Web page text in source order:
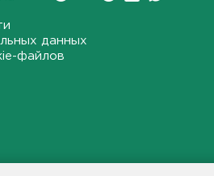
данных
файлов